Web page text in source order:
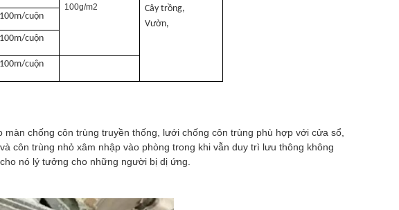
100g/m2
Cây trồng,
Vườn,
cuộn
cuộn
cuộn
chống côn trùng truyền thống, lưới chống côn trùng phù hợp với cửa sổ,
côn trùng nhỏ xâm nhập vào phòng trong khi vẫn duy trì lưu thông không
nó lý tưởng cho những người bị dị ứng.